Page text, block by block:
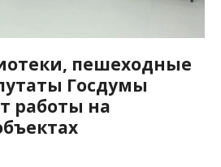
пешеходные
Госдумы
работы на